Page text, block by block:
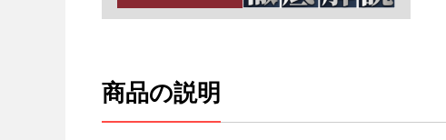
商品の説明